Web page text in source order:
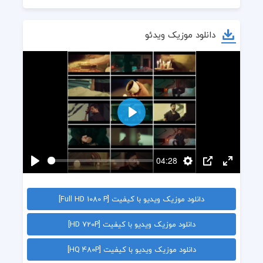
دانلود موزیک ویدئو
پخش
04:28
تنظیماتPIP
Enter
پخش
دانلود موزیک ویدیو با کیفیت [Full HD 1080 P]
دانلود موزیک ویدیو با کیفیت [HD 720P]
دانلود موزیک ویدیو با کیفیت [HQ 480P]